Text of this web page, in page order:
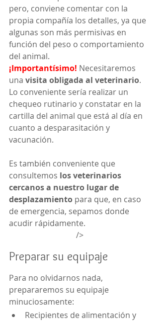
pero, conviene comentar con la
propia compañía los detalles, ya que
algunas son más permisivas en
función del peso o comportamiento
del animal.
¡Importantísimo! Necesitaremos
una visita obligada al veterinario.
Lo conveniente sería realizar un
chequeo rutinario y constatar en la
cartilla del animal que está al día en
cuanto a desparasitación y
vacunación.
Es también conveniente que
consultemos los veterinarios
cercanos a nuestro lugar de
desplazamiento para que, en caso
de emergencia, sepamos donde
acudir rápidamente.
/>
Preparar su equipaje
Para no olvidarnos nada,
prepararemos su equipaje
minuciosamente:
Recipientes de alimentación y